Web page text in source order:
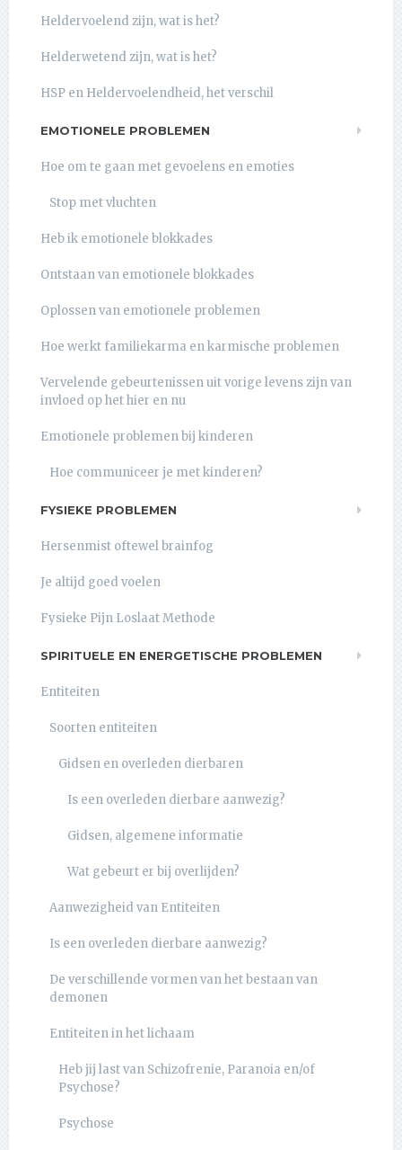
Heldervoelend zijn, wat is het?
Helderwetend zijn, wat is het?
HSP en Heldervoelendheid, het verschil
EMOTIONELE PROBLEMEN
Hoe om te gaan met gevoelens en emoties
Stop met vluchten
Heb ik emotionele blokkades
Ontstaan van emotionele blokkades
Oplossen van emotionele problemen
Hoe werkt familiekarma en karmische problemen
Vervelende gebeurtenissen uit vorige levens zijn van
invloed op het hier en nu
Emotionele problemen bij kinderen
Hoe communiceer je met kinderen?
FYSIEKE PROBLEMEN
Hersenmist oftewel brainfog
Je altijd goed voelen
Fysieke Pijn Loslaat Methode
SPIRITUELE EN ENERGETISCHE PROBLEMEN
Entiteiten
Soorten entiteiten
Gidsen en overleden dierbaren
Is een overleden dierbare aanwezig?
Gidsen, algemene informatie
Wat gebeurt er bij overlijden?
Aanwezigheid van Entiteiten
Is een overleden dierbare aanwezig?
De verschillende vormen van het bestaan van
demonen
Entiteiten in het lichaam
Heb jij last van Schizofrenie, Paranoia en/of
Psychose?
Psychose